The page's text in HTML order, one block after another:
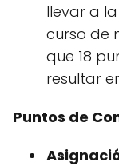
llevar a
curso de
que 18
resultar
Puntos de